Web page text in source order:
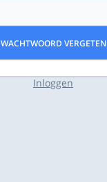
WACHTWOORD VERGETEN
Inloggen